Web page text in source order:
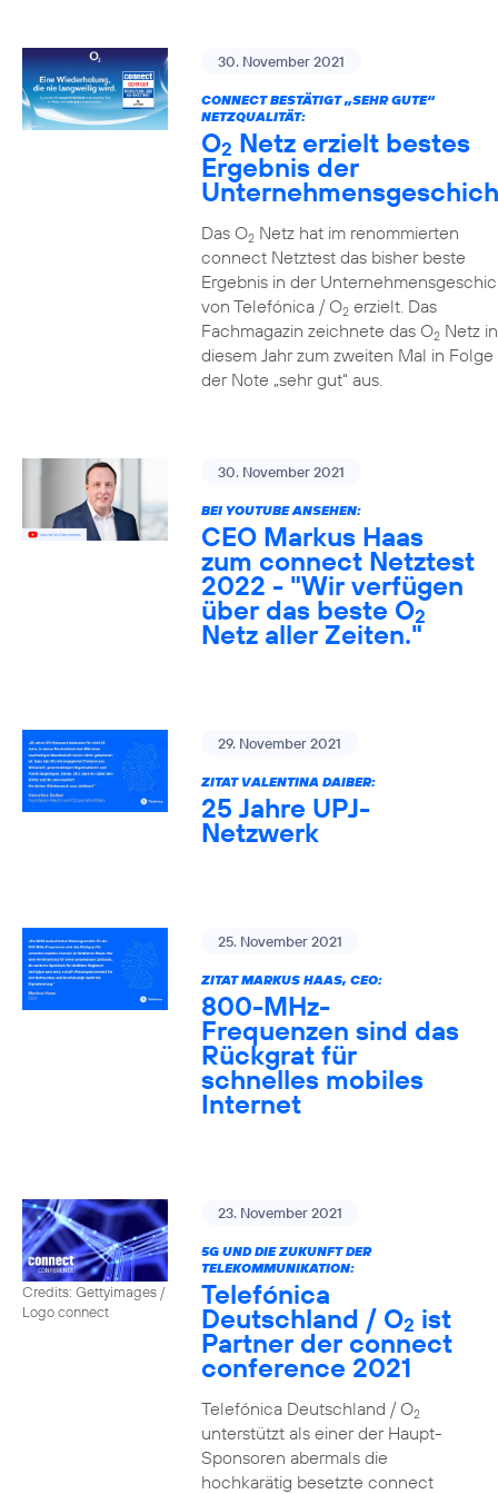
30. November 2021
CONNECT BESTÄTIGT „SEHR GUTE“
NETZQUALITÄT:
O2 Netz erzielt bestes
Ergebnis der
Das O2Netz hat im renommierten
connect Netztest das bisher beste
Ergebnis in der
von Telefónica / O2erzielt. Das
Fachmagazin zeichnete das O2Netz in
diesem Jahr zum zweiten Mal in Folge
der Note „sehr gut“ aus.
30. November 2021
BEI YOUTUBE ANSEHEN:
CEO Markus Haas
zum connect Netztest
2022 - "Wir verfügen
über das beste O2
Netz aller Zeiten."
29. November 2021
ZITAT VALENTINA DAIBER:
25 Jahre UPJ-
Netzwerk
25. November 2021
ZITAT MARKUS HAAS, CEO:
800-MHz-
Frequenzen sind das
Rückgrat für
schnelles mobiles
Internet
Credits: Gettyimages /
Logo connect
23. November 2021
5G UND DIE ZUKUNFT DER
TELEKOMMUNIKATION:
Telefónica
Deutschland / O2 ist
Partner der connect
conference 2021
Telefónica Deutschland / O2
unterstützt als einer der Haupt-
Sponsoren abermals die
hochkarätig besetzte connect